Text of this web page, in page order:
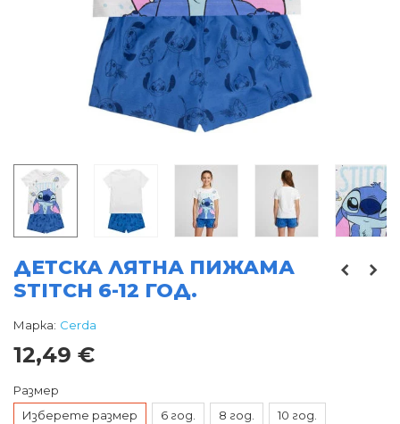
ДЕТСКА ЛЯТНА ПИЖАМА
STITCH 6-12 ГОД.
Марка: Cerda
12,49 €
Размер
Изберете размер
6 год. 8 год. 10 год.